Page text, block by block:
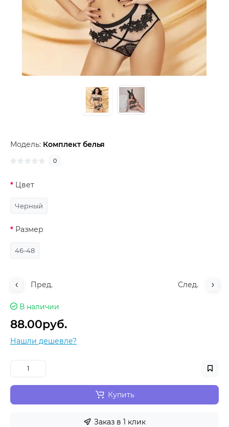
Модель: Комплект белья
0
Цвет
Черный
Размер
46-48
Пред. След.
В наличии
88.00руб.
Нашли дешевле?
Купить
Заказ в 1 клик